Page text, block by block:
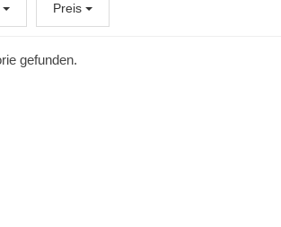
Preis
gefunden.